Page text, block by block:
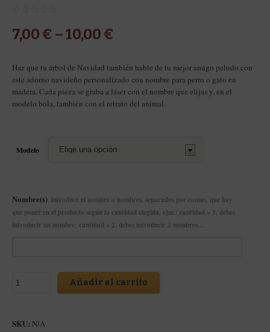
7,00 € –10,00 €
Haz que tu árbol de Navidad también hable de tu mejor amigo peludo con
este adorno navideño personalizado con nombre para perro o gato en
madera. Cada pieza se graba a láser con el nombre que elijas y, en el
modelo bola, también con el retrato del animal.
Modelo
Nombre(s) Introduce el nombre o nombres, separados por comas, que hay
que poner en el producto según la cantidad elegida, ejm.: cantidad = 1, debes
introducir un nombre; cantidad = 2, debes introducir 2 nombres....
Añadir al carrito
SKU: N/A